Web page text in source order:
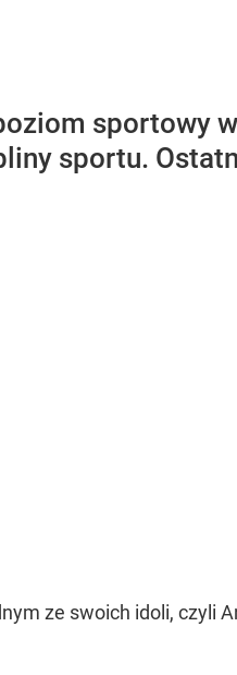
sportowy
sportu.
ze swoich idoli, czyli